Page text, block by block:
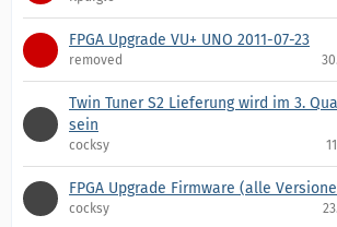
FPGA Upgrade VU+ UNO 2011-07-23
removed
Twin Tuner S2 Lieferung wird im 3.
sein
cocksy
FPGA Upgrade Firmware (alle
cocksy